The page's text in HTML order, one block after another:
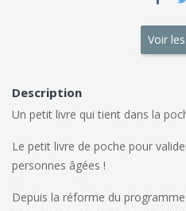
Voir
Description
Un petit livre qui tient dans la
Le petit livre de poche pour
personnes âgées !
Depuis la réforme du programme